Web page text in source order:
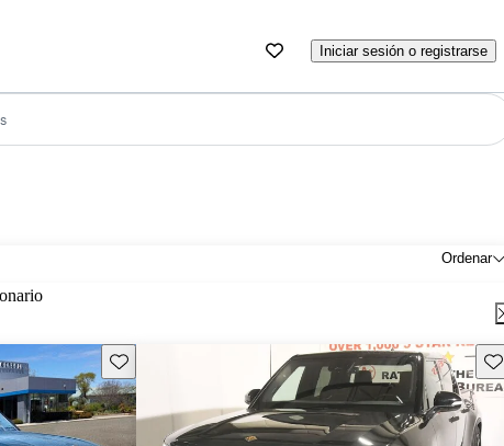
Iniciar sesión o registrarse
Ordenar
Guarda este Aviso